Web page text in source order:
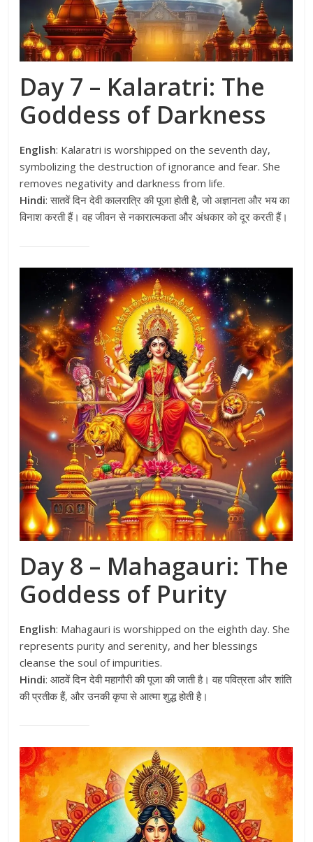
Day 7 – Kalaratri: The
Goddess of Darkness
English: Kalaratri is worshipped on the seventh day,
symbolizing the destruction of ignorance and fear. She
removes negativity and darkness from life.
Hindi: सातवें दिन देवी कालरात्रि की पूजा होती है, जो अज्ञानता और भय का
विनाश करती हैं। वह जीवन से नकारात्मकता और अंधकार को दूर करती हैं।
Day 8 – Mahagauri: The
Goddess of Purity
English: Mahagauri is worshipped on the eighth day. She
represents purity and serenity, and her blessings
cleanse the soul of impurities.
Hindi: आठवें दिन देवी महागौरी की पूजा की जाती है। वह पवित्रता और शांति
की प्रतीक हैं, और उनकी कृपा से आत्मा शुद्ध होती है।